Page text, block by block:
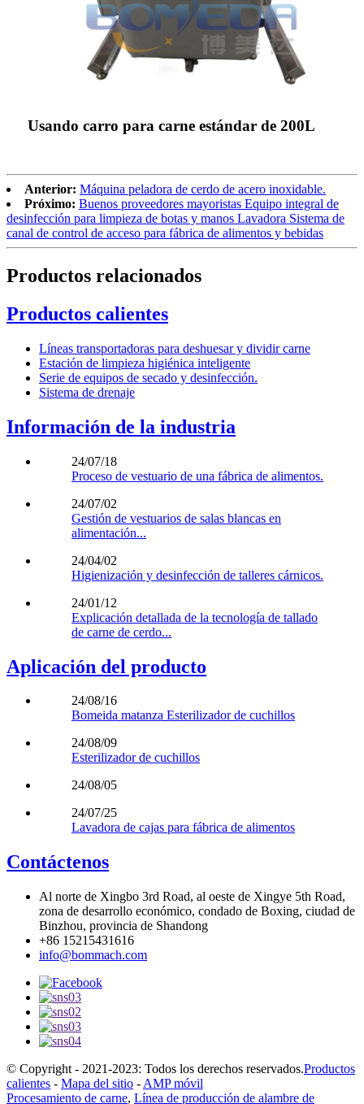
Usando carro para carne estándar de 200L
Anterior: Máquina peladora de cerdo de acero inoxidable.
Próximo: Buenos proveedores mayoristas Equipo integral de
desinfección para limpieza de botas y manos Lavadora Sistema de
canal de control de acceso para fábrica de alimentos y bebidas
Productos relacionados
Productos calientes
Líneas transportadoras para deshuesar y dividir carne
Estación de limpieza higiénica inteligente
Serie de equipos de secado y desinfección.
Sistema de drenaje
Información de la industria
24/07/18
Proceso de vestuario de una fábrica de alimentos.
24/07/02
Gestión de vestuarios de salas blancas en
alimentación...
24/04/02
Higienización y desinfección de talleres cárnicos.
24/01/12
Explicación detallada de la tecnología de tallado
de carne de cerdo...
Aplicación del producto
24/08/16
Bomeida matanza Esterilizador de cuchillos
24/08/09
Esterilizador de cuchillos
24/08/05
24/07/25
Lavadora de cajas para fábrica de alimentos
Contáctenos
Al norte de Xingbo 3rd Road, al oeste de Xingye 5th Road,
zona de desarrollo económico, condado de Boxing, ciudad de
Binzhou, provincia de Shandong
+86 15215431616
info@bommach.com
© Copyright - 2021-2023: Todos los derechos reservados.Productos
calientes - Mapa del sitio - AMP móvil
Procesamiento de carne, Línea de producción de alambre de